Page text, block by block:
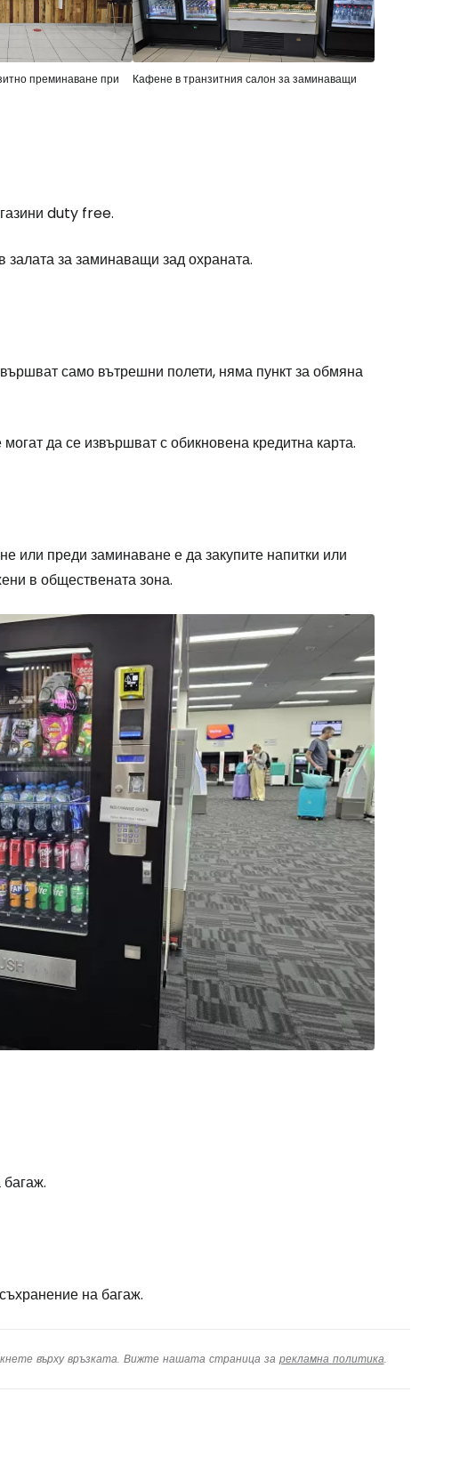
преминаване при
Кафене в транзитния салон за заминаващи
duty free.
залата за заминаващи зад охраната.
само вътрешни полети, няма пункт за обмяна
да се извършват с обикновена кредитна карта.
или преди заминаване е да закупите напитки или
в обществената зона.
на багаж.
върху връзката. Вижте нашата страница за рекламна политика.